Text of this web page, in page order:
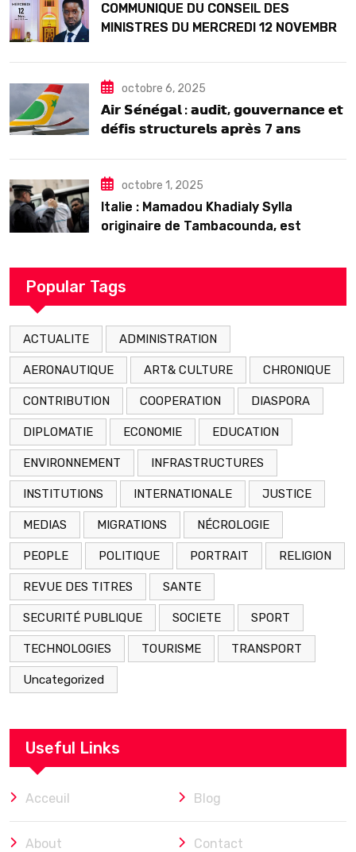
COMMUNIQUE DU CONSEIL DES
MINISTRES DU MERCREDI 12 NOVEMBRE
octobre 6, 2025
𝗔𝗶𝗿 𝗦𝗲́𝗻𝗲́𝗴𝗮𝗹 : 𝗮𝘂𝗱𝗶𝘁, 𝗴𝗼𝘂𝘃𝗲𝗿𝗻𝗮𝗻𝗰𝗲 𝗲𝘁
𝗱𝗲́𝗳𝗶𝘀 𝘀𝘁𝗿𝘂𝗰𝘁𝘂𝗿𝗲𝗹𝘀 𝗮𝗽𝗿𝗲̀𝘀 7 𝗮𝗻𝘀
octobre 1, 2025
Italie : Mamadou Khadialy Sylla
originaire de Tambacounda, est
Popular Tags
ACTUALITE ADMINISTRATION
AERONAUTIQUE ART& CULTURE CHRONIQUE
CONTRIBUTION COOPERATION DIASPORA
DIPLOMATIE ECONOMIE EDUCATION
ENVIRONNEMENT INFRASTRUCTURES
INSTITUTIONS INTERNATIONALE JUSTICE
MEDIAS MIGRATIONS NÉCROLOGIE
PEOPLE POLITIQUE PORTRAIT RELIGION
REVUE DES TITRES SANTE
SECURITÉ PUBLIQUE SOCIETE SPORT
TECHNOLOGIES TOURISME TRANSPORT
Uncategorized
Useful Links
Acceuil Blog
About Contact